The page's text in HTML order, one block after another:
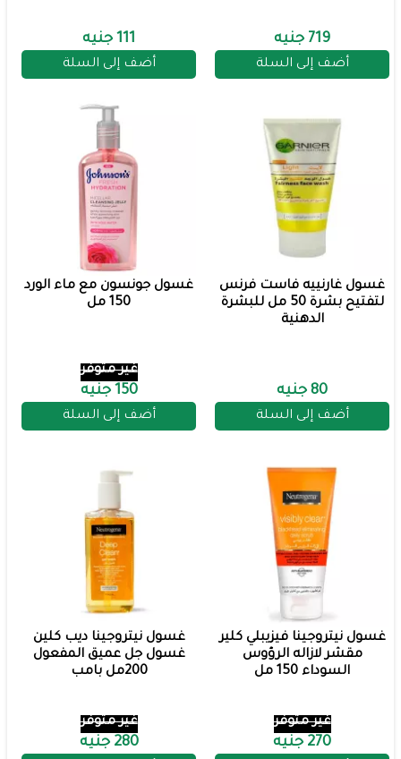
719 جنيه
أضف إلى السلة
111 جنيه
أضف إلى السلة
غسول غارنييه فاست فرنس
لتفتيح بشرة 50 مل للبشرة
الدهنية
80 جنيه
أضف إلى السلة
غسول جونسون مع ماء الورد
150 مل
غير متوفر
150 جنيه
أضف إلى السلة
غسول نيتروجينا فيزيبلي كلير
مقشر لازاله الرؤوس
السوداء 150 مل
غير متوفر
270 جنيه
غسول نيتروجينا ديب كلين
غسول جل عميق المفعول
200مل بامب
غير متوفر
280 جنيه